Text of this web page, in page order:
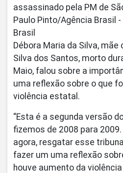
assassinado pela PM de
Paulo Pinto/Agência Brasil
Brasil
Débora Maria da Silva, mãe
Silva dos Santos, morto
Maio, falou sobre a
uma reflexão sobre o que
violência estatal.
“Esta é a segunda versão
fizemos de 2008 para
agora, resgatar esse
fazer um uma reflexão
houve aumento da